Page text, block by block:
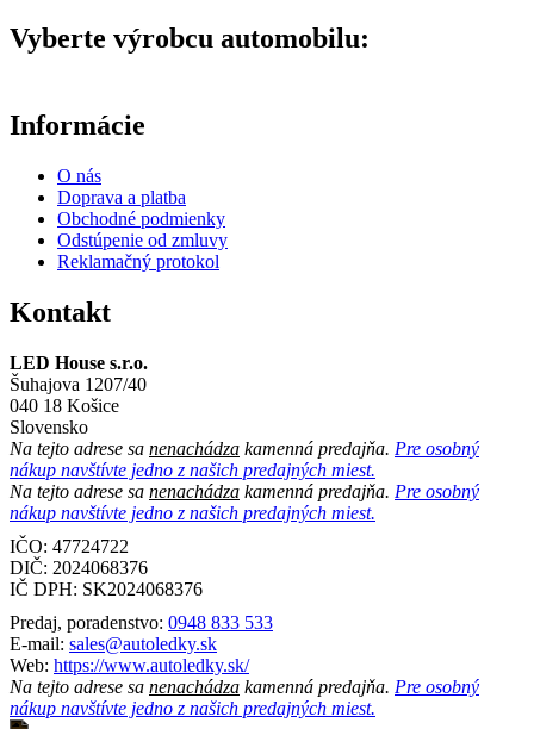
Vyberte výrobcu automobilu:
Informácie
O nás
Doprava a platba
Obchodné podmienky
Odstúpenie od zmluvy
Reklamačný protokol
Kontakt
LED House s.r.o.
Šuhajova 1207/40
040 18 Košice
Slovensko
Na tejto adrese sa nenachádza kamenná predajňa. Pre osobný
nákup navštívte jedno z našich predajných miest.
Na tejto adrese sa nenachádza kamenná predajňa. Pre osobný
nákup navštívte jedno z našich predajných miest.
IČO: 47724722
DIČ: 2024068376
IČ DPH: SK2024068376
Predaj, poradenstvo: 0948 833 533
E-mail: sales@autoledky.sk
Web: https://www.autoledky.sk/
Na tejto adrese sa nenachádza kamenná predajňa. Pre osobný
nákup navštívte jedno z našich predajných miest.